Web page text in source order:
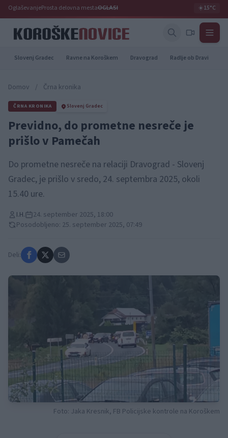
OglaševanjeProsta delovna mestaOGLASI ☀️15°C
Slovenj Gradec Ravne na Koroškem Dravograd Radlje ob Dravi
Domov / Črna kronika
ČRNA KRONIKA Slovenj Gradec
Previdno, do prometne nesreče je
prišlo v Pamečah
Do prometne nesreče na relaciji Dravograd - Slovenj
Gradec, je prišlo v sredo, 24. septembra 2025, okoli
15.40 ure.
I.H.
24. september 2025, 18:00
Posodobljeno: 25. september 2025, 07:49
Deli:
Foto: Jaka Kresnik, FB Policijske kontrole na Koroškem